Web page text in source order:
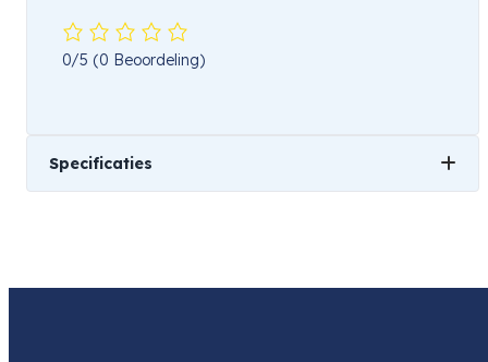
0/5 (0 Beoordeling)
Specificaties